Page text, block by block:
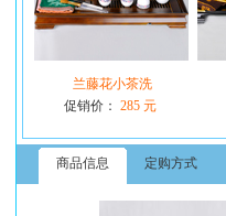
兰藤花小茶洗
促销价： 285 元
商品信息 定购方式